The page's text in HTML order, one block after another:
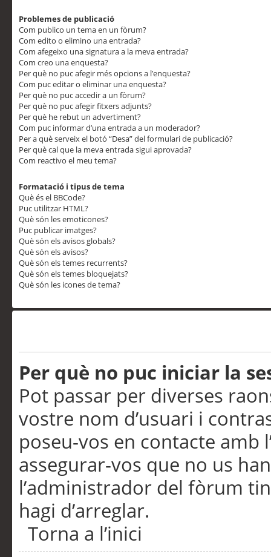
Problemes de publicació
Com publico un tema en un fòrum?
Com edito o elimino una entrada?
Com afegeixo una signatura a la meva entrada?
Com creo una enquesta?
Per què no puc afegir més opcions a l’enquesta?
Com puc editar o eliminar una enquesta?
Per què no puc accedir a un fòrum?
Per què no puc afegir fitxers adjunts?
Per què he rebut un advertiment?
Com puc informar d’una entrada a un moderador?
Per a què serveix el botó “Desa” del formulari de publicació?
Per què cal que la meva entrada sigui aprovada?
Com reactivo el meu tema?
Formatació i tipus de tema
Què és el BBCode?
Puc utilitzar HTML?
Què són les emoticones?
Puc publicar imatges?
Què són els avisos globals?
Què són els avisos?
Què són els temes recurrents?
Què són els temes bloquejats?
Què són les icones de tema?
Per què no puc iniciar la
Pot passar per diverses
vostre nom d’usuari i
poseu-vos en contacte
assegurar-vos que no us
l’administrador del fòrum
hagi d’arreglar.
Torna a l’inici